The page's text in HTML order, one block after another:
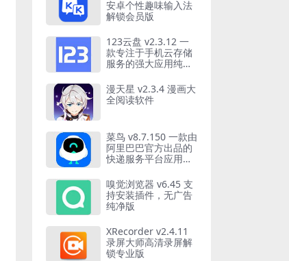
安卓个性趣味输入法
解锁会员版
123云盘 v2.3.12 一
款专注于手机云存储
服务的强大应用纯净
漫天星 v2.3.4 漫画大
全阅读软件
菜鸟 v8.7.150 一款由
阿里巴巴官方出品的
快递服务平台应用软
嗅觉浏览器 v6.45 支
持安装插件，无广告
纯净版
XRecorder v2.4.11
录屏大师高清录屏解
锁专业版